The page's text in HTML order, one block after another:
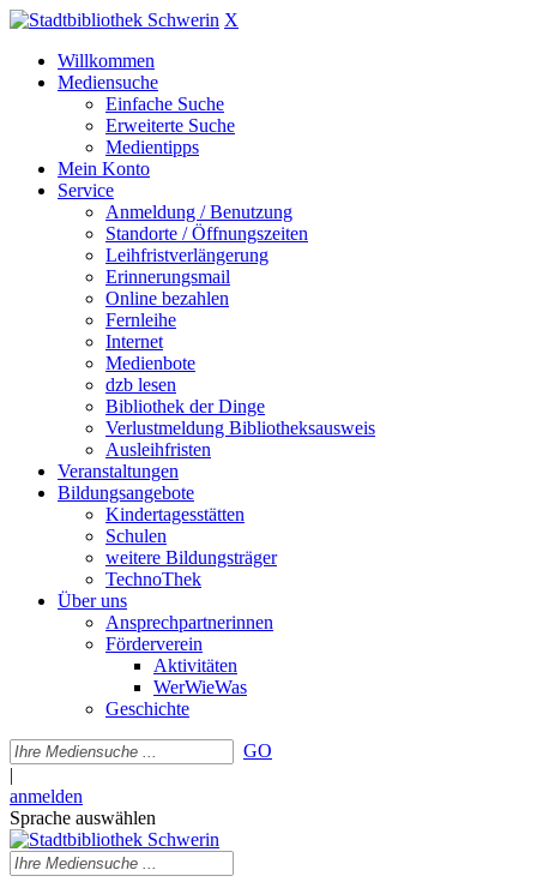
X
Willkommen
Mediensuche
Einfache Suche
Erweiterte Suche
Medientipps
Mein Konto
Service
Anmeldung / Benutzung
Standorte / Öffnungszeiten
Leihfristverlängerung
Erinnerungsmail
Online bezahlen
Fernleihe
Internet
Medienbote
dzb lesen
Bibliothek der Dinge
Verlustmeldung Bibliotheksausweis
Ausleihfristen
Veranstaltungen
Bildungsangebote
Kindertagesstätten
Schulen
weitere Bildungsträger
TechnoThek
Über uns
Ansprechpartnerinnen
Förderverein
Aktivitäten
WerWieWas
Geschichte
GO
|
anmelden
Sprache auswählen